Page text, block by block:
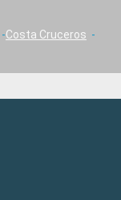
Costa Cruceros